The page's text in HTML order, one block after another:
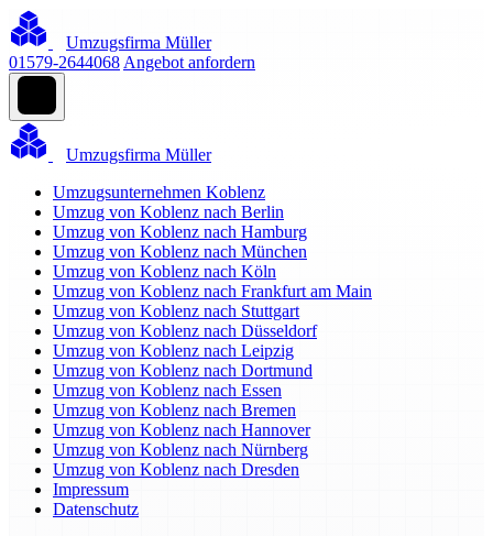
Umzugsfirma Müller
01579-2644068 Angebot anfordern
Umzugsfirma Müller
Umzugsunternehmen Koblenz
Umzug von Koblenz nach Berlin
Umzug von Koblenz nach Hamburg
Umzug von Koblenz nach München
Umzug von Koblenz nach Köln
Umzug von Koblenz nach Frankfurt am Main
Umzug von Koblenz nach Stuttgart
Umzug von Koblenz nach Düsseldorf
Umzug von Koblenz nach Leipzig
Umzug von Koblenz nach Dortmund
Umzug von Koblenz nach Essen
Umzug von Koblenz nach Bremen
Umzug von Koblenz nach Hannover
Umzug von Koblenz nach Nürnberg
Umzug von Koblenz nach Dresden
Impressum
Datenschutz